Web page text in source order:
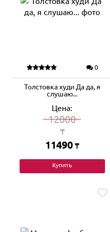
0
Толстовка худи Да да, я
слушаю...
Цена:
12000
₸
11490 ₸
Купить